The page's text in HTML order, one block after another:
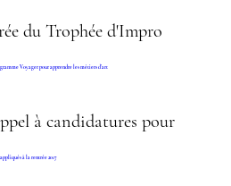
du Trophée d'Impro
à candidatures pour